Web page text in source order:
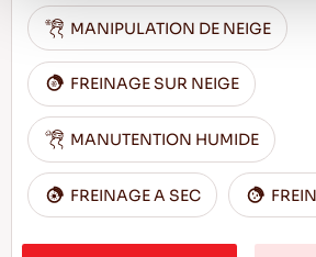
MANIPULATION DE NEIGE
FREINAGE SUR NEIGE
MANUTENTION HUMIDE
FREINAGE A SEC